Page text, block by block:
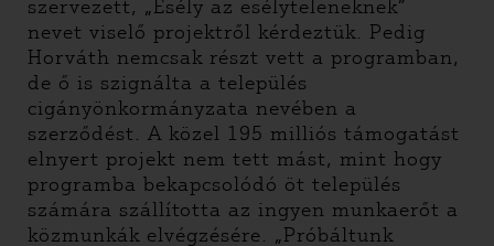
szervezett, „Esély az esélyteleneknek”
nevet viselő projektről kérdeztük. Pedig
Horváth nemcsak részt vett a programban,
de ő is szignálta a település
cigányönkormányzata nevében a
szerződést. A közel 195 milliós támogatást
elnyert projekt nem tett mást, mint hogy
programba bekapcsolódó öt település
számára szállította az ingyen munkaerőt a
közmunkák elvégzésére. „Próbáltunk